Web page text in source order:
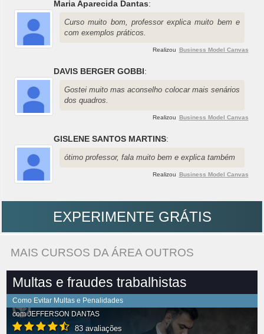
Maria Aparecida Dantas:
Curso muito bom, professor explica muito bem e
com exemplos práticos.
Realizou Business Model Canvas
DAVIS BERGER GOBBI:
Gostei muito mas aconselho colocar mais senários
dos quadros.
Realizou Business Model Canvas
GISLENE SANTOS MARTINS:
ótimo professor, fala muito bem e explica também
Realizou Business Model Canvas
EXPERIMENTE GRÁTIS
MAIS CURSOS DA ÁREA OUTROS
Multas e fraudes trabalhistas
Como Evitar Multas e Penalidades
comJEFFERSON DANTAS
83 avaliações